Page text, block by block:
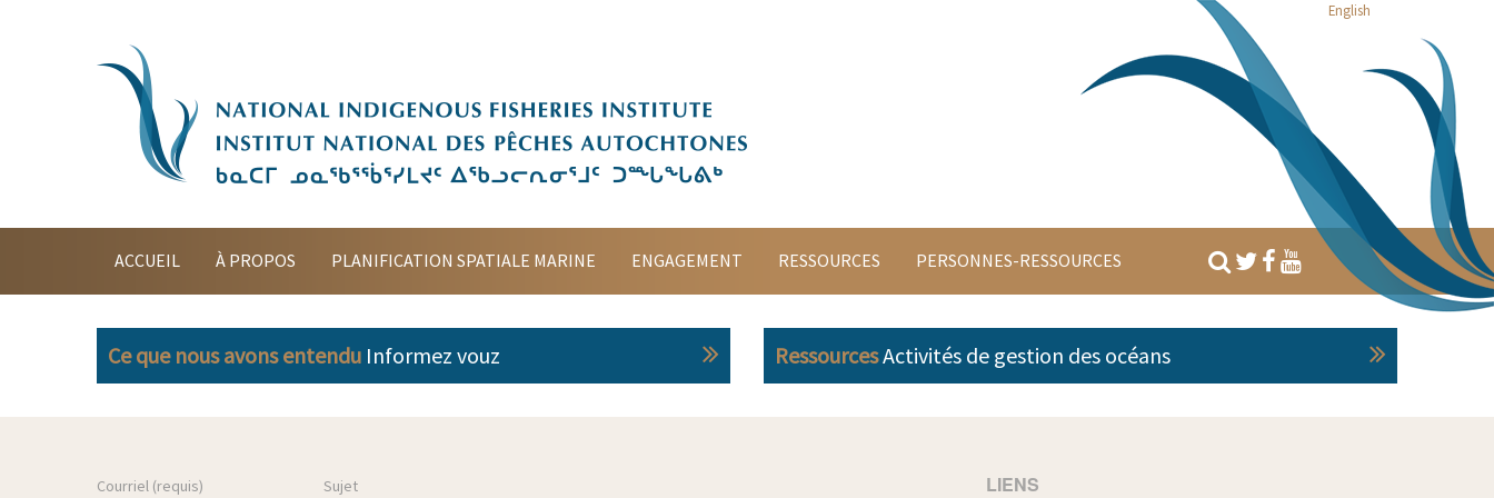
Planification spatiale marine
Ressources
English
English
ACCUEIL À PROPOS PLANIFICATION SPATIALE MARINE ENGAGEMENT RESSOURCES PERSONNES-RESSOURCES
Ce que nous avons entendu Informez vouz RessourcesActivités de gestion des océans
Courriel (requis) Sujet LIENS